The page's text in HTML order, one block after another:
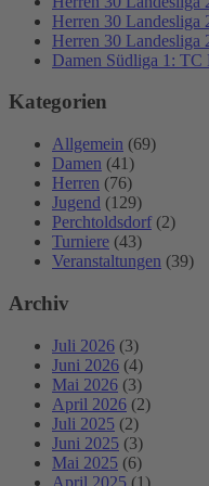
Herren 30
Herren 30
Damen Südliga 1:
Kategorien
Allgemein (69)
Damen (41)
Herren (76)
Jugend (129)
Perchtoldsdorf (2)
Turniere (43)
Veranstaltungen (39)
Archiv
Juli 2026 (3)
Juni 2026 (4)
Mai 2026 (3)
April 2026 (2)
Juli 2025 (2)
Juni 2025 (3)
Mai 2025 (6)
April 2025 (1)